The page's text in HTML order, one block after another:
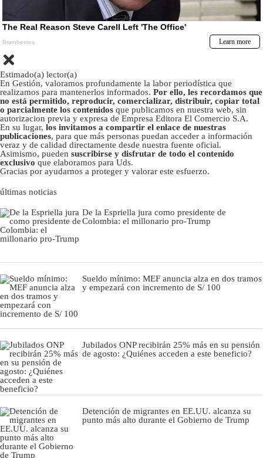
Estimado(a) lector(a)
En Gestión, valoramos profundamente la labor periodística que
realizamos para mantenerlos informados. Por ello, les recordamos que
no está permitido, reproducir, comercializar, distribuir, copiar total
o parcialmente los contenidos que publicamos en nuestra web, sin
autorizacion previa y expresa de Empresa Editora El Comercio S.A.
En su lugar, los invitamos a compartir el enlace de nuestras
publicaciones, para que más personas puedan acceder a información
veraz y de calidad directamente desde nuestra fuente oficial.
Asimismo, pueden suscribirse y disfrutar de todo el contenido
exclusivo que elaboramos para Uds.
Gracias por ayudarnos a proteger y valorar este esfuerzo.
últimas noticias
De la Espriella jura como presidente de
Colombia: el millonario pro-Trump
Sueldo mínimo: MEF anuncia alza en dos tramos
y empezará con incremento de S/ 100
Jubilados ONP recibirán 25% más en su pensión
de agosto: ¿Quiénes acceden a este beneficio?
Detención de migrantes en EE.UU. alcanza su
punto más alto durante el Gobierno de Trump